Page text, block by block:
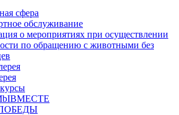
сфера
обслуживание
о мероприятиях при осуществлении
по обращению с животными без